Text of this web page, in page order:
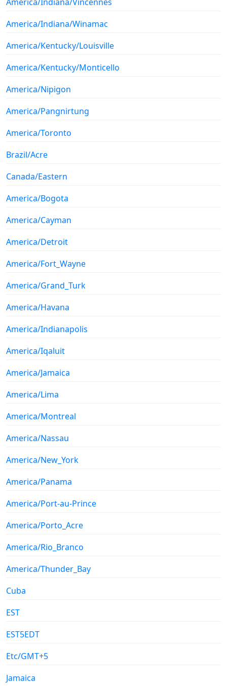
America/Indiana/Winamac
America/Kentucky/Louisville
America/Kentucky/Monticello
America/Nipigon
America/Pangnirtung
America/Toronto
Brazil/Acre
Canada/Eastern
America/Bogota
America/Cayman
America/Detroit
America/Fort_Wayne
America/Grand_Turk
America/Havana
America/Indianapolis
America/Iqaluit
America/Jamaica
America/Lima
America/Montreal
America/Nassau
America/New_York
America/Panama
America/Port-au-Prince
America/Porto_Acre
America/Rio_Branco
America/Thunder_Bay
Cuba
EST
EST5EDT
Etc/GMT+5
Jamaica